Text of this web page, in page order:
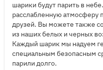
шарики будут парить в
расслабленную атмосферу
друзей. Вы можете также
из наших белых и черных
Каждый шарик мы надуем
специальным безопасным
парили долго.